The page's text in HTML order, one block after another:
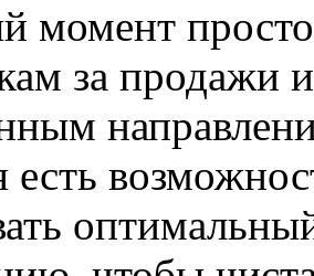
момент
за продажи